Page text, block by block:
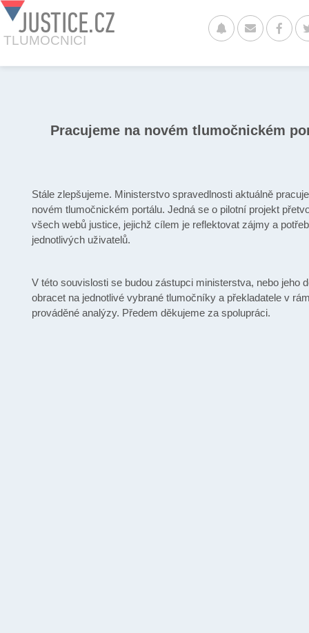
JUSTICE.CZ
TLUMOCNICI
Pracujeme na novém tlumočnickém
Stále zlepšujeme. Ministerstvo spravedlnosti aktuálně
novém tlumočnickém portálu. Jedná se o pilotní projekt
všech webů justice, jejichž cílem je reflektovat zájmy a
jednotlivých uživatelů.
V této souvislosti se budou zástupci ministerstva, nebo jeho
obracet na jednotlivé vybrané tlumočníky a překladatele v
prováděné analýzy. Předem děkujeme za spolupráci.